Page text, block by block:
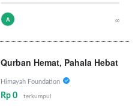
A ∞
Qurban Hemat, Pahala Hebat
Himayah Foundation
Rp 0 terkumpul